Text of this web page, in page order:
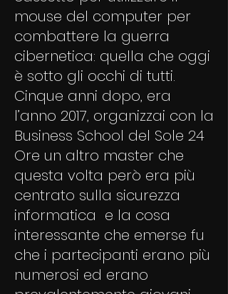
mouse del computer per
combattere la guerra
cibernetica: quella che oggi
è sotto gli occhi di tutti.
Cinque anni dopo, era
l’anno 2017, organizzai con la
Business School del Sole 24
Ore un altro master che
questa volta però era più
centrato sulla sicurezza
informatica e la cosa
interessante che emerse fu
che i partecipanti erano più
numerosi ed erano